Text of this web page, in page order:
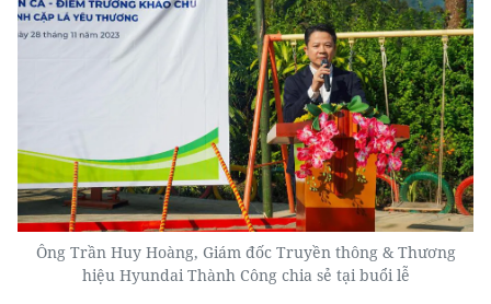
Ông Trần Huy Hoàng, Giám đốc Truyền thông & Thương
hiệu Hyundai Thành Công chia sẻ tại buổi lễ